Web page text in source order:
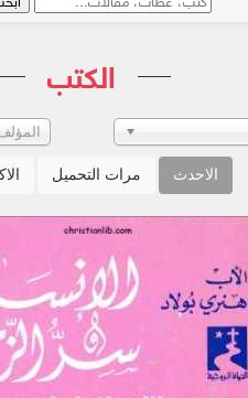
الكتب
الاحدث مرات التحميل